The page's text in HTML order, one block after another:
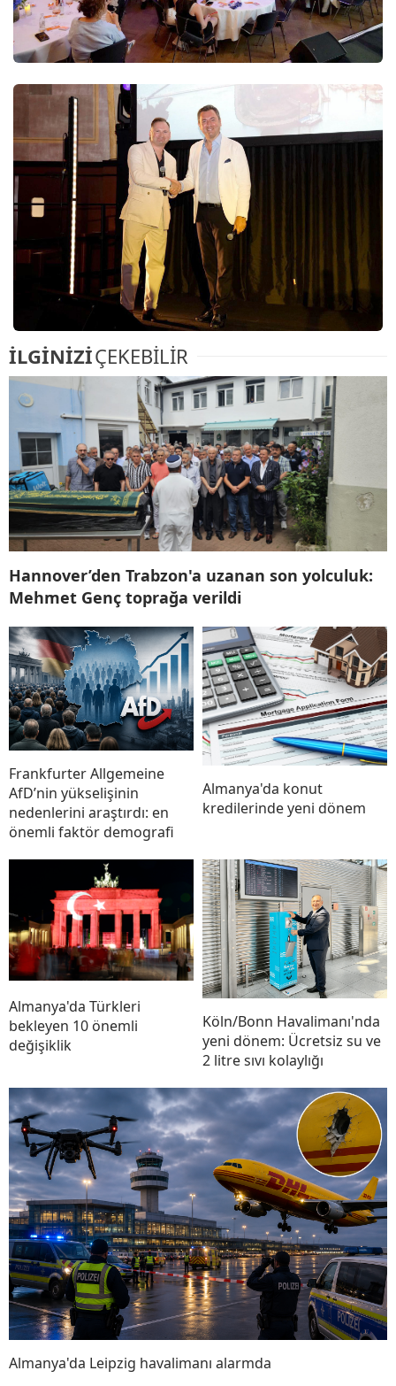
İLGİNİZİÇEKEBİLİR
Hannover’den Trabzon'a uzanan son yolculuk:
Mehmet Genç toprağa verildi
Frankfurter Allgemeine
AfD’nin yükselişinin
nedenlerini araştırdı: en
önemli faktör demografi
Almanya'da konut
kredilerinde yeni dönem
Almanya'da Türkleri
bekleyen 10 önemli
değişiklik
Köln/Bonn Havalimanı'nda
yeni dönem: Ücretsiz su ve
2 litre sıvı kolaylığı
Almanya'da Leipzig havalimanı alarmda